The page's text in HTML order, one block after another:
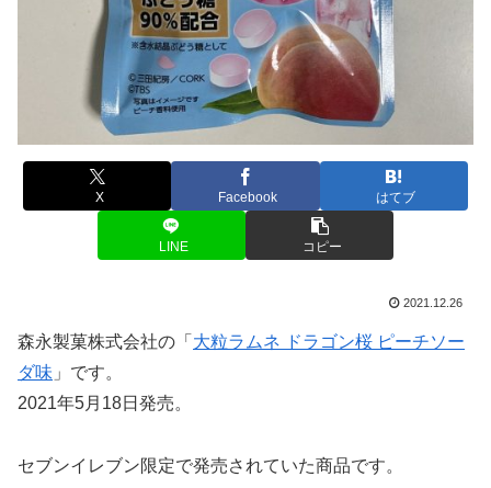
X Facebook はてブ
LINE コピー
2021.12.26
森永製菓株式会社の「 大粒ラムネ ドラゴン桜 ピーチソー
ダ味 」です。
2021年5月18日発売。
セブンイレブン限定で発売されていた商品です。